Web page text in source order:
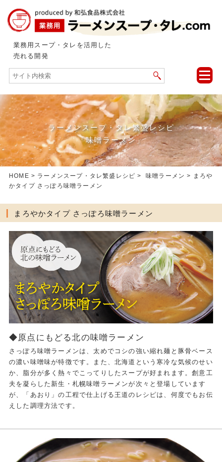
業務用スープ・タレを活用した
売れる開発
toggle
ラーメンスープ・タレ繁盛レシピ
「味噌ラーメン」
HOME > ラーメンスープ・タレ繁盛レシピ >味噌ラーメン > まろや
かタイプ さっぽろ味噌ラーメン
まろやかタイプ さっぽろ味噌ラーメン
◆原点にもどる北の味噌ラーメン
さっぽろ味噌ラーメンは、太めでコシの強い縮れ麺と豚骨ベース
の濃い味噌味が特徴です。また、北海道という寒冷な気候のせい
か、脂分が多く熱々でこってりしたスープが好まれます。創意工
夫を凝らした新生・札幌味噌ラーメンが次々と登場しています
が、「あおり」の工程で仕上げる王道のレシピは、何度でもお伝
えした調理方法です。